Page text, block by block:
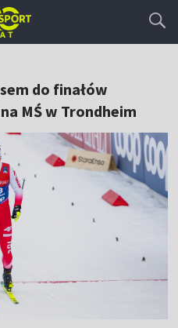
do finałów
MŚ w Trondheim